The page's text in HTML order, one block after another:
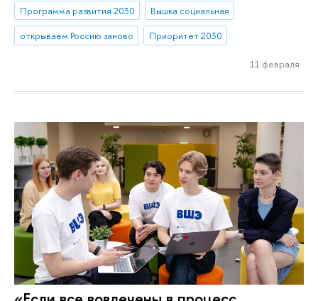
Программа развития 2030
Вышка социальная
открываем Россию заново
Приоритет 2030
11 февраля